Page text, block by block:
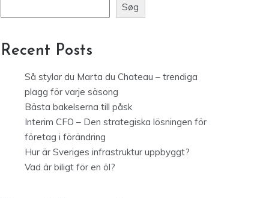
Søg
Recent Posts
Så stylar du Marta du Chateau – trendiga
plagg för varje säsong
Bästa bakelserna till påsk
Interim CFO – Den strategiska lösningen för
företag i förändring
Hur är Sveriges infrastruktur uppbyggt?
Vad är biligt för en öl?